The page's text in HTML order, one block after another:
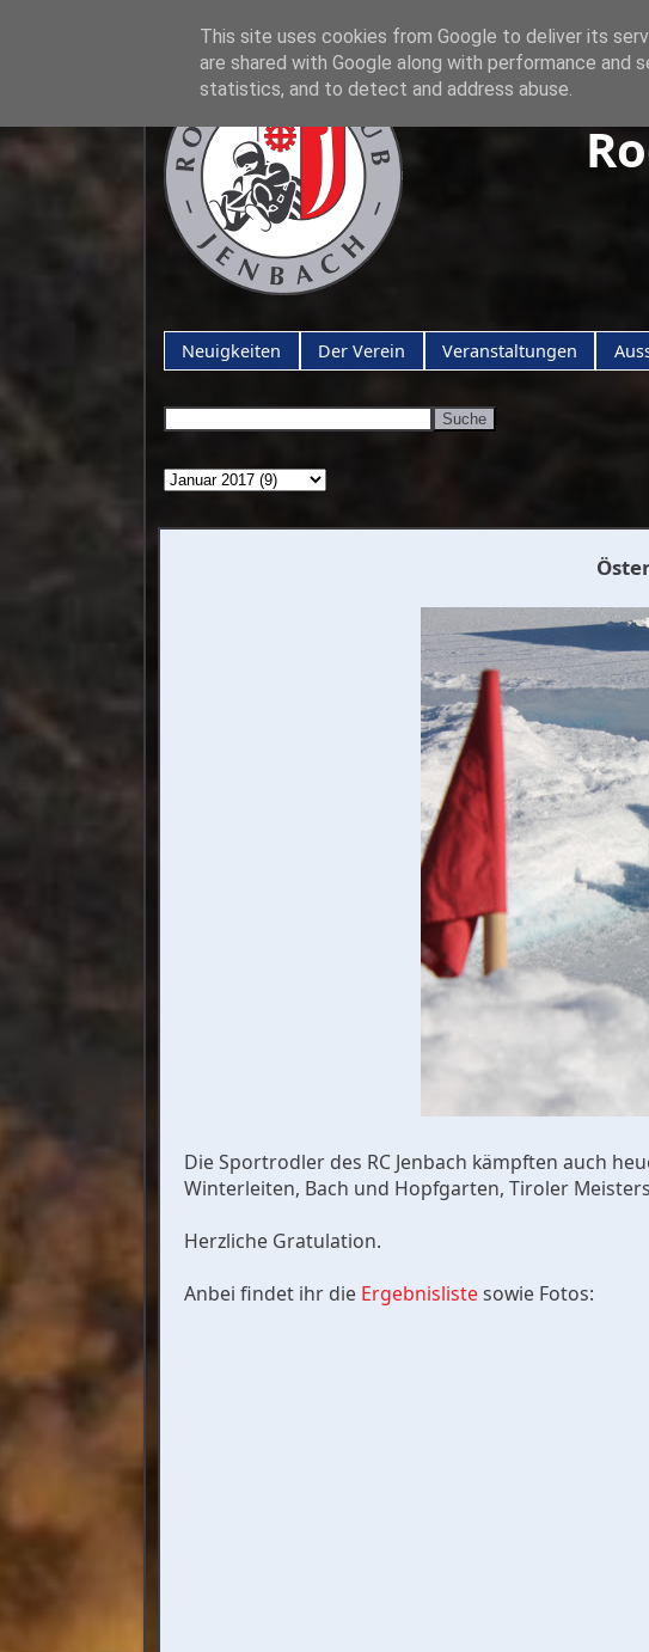
Neuigkeiten Der Verein Veranstaltungen
Die Sportrodler des RC Jenbach kämpften auch
Winterleiten, Bach und Hopfgarten, Tiroler
Herzliche Gratulation.
Anbei findet ihr die Ergebnislistesowie Fotos:
This site uses cookies from Google to deliver its
are shared with Google along with performance
statistics, and to detect and address abuse.